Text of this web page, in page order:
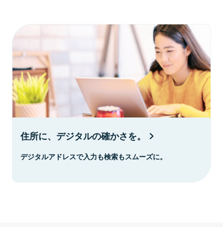
住所に、デジタルの確かさを。
デジタルアドレスで入力も検索もスムーズに。